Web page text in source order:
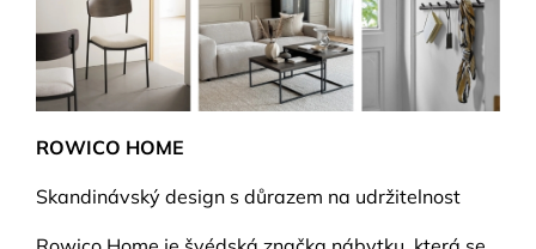
ROWICO HOME
Skandinávský design s důrazem na udržitelnost